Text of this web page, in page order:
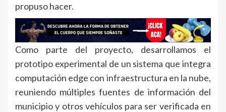
propuso hacer.
Como parte del proyecto, desarrollamos el
prototipo experimental de un sistema que integra
computación edge con infraestructura en la nube,
reuniendo múltiples fuentes de información del
municipio y otros vehículos para ser verificada en